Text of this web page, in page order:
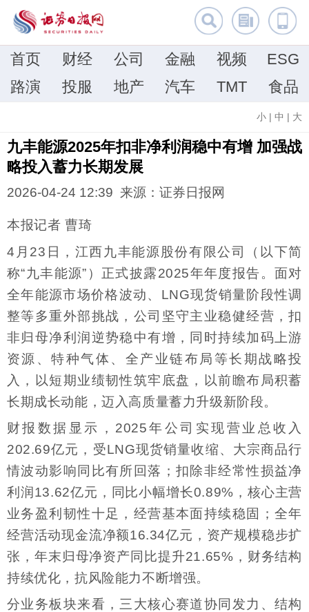
首页 财经 公司 金融 视频
ESG
路演
投服 地产 汽车 TMT 食品
小 | 中 | 大
九丰能源2025年扣非净利润稳中有增 加强战
略投入蓄力长期发展
2026-04-24 12:39 来源：证券日报网
本报记者 曹琦
4月23日，江西九丰能源股份有限公司（以下简
称“九丰能源”）正式披露2025年年度报告。面对
全年能源市场价格波动、LNG现货销量阶段性调
整等多重外部挑战，公司坚守主业稳健经营，扣
非归母净利润逆势稳中有增，同时持续加码上游
资源、特种气体、全产业链布局等长期战略投
入，以短期业绩韧性筑牢底盘，以前瞻布局积蓄
长期成长动能，迈入高质量蓄力升级新阶段。
财报数据显示，2025年公司实现营业总收入
202.69亿元，受LNG现货销量收缩、大宗商品行
情波动影响同比有所回落；扣除非经常性损益净
利润13.62亿元，同比小幅增长0.89%，核心主营
业务盈利韧性十足，经营基本面持续稳固；全年
经营活动现金流净额16.34亿元，资产规模稳步扩
张，年末归母净资产同比提升21.65%，财务结构
持续优化，抗风险能力不断增强。
分业务板块来看，三大核心赛道协同发力、结构